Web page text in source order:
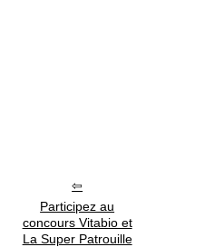
Participez au
concours Vitabio et
La Super Patrouille